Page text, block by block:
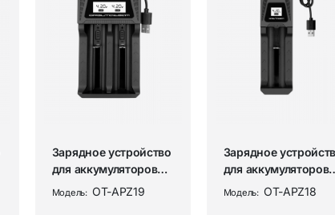
Зарядное устройство
для аккумуляторов
универсальное на 2
Модель: OT-APZ19
Зарядное
для аккумуляторов
универсальное на 1
Модель: OT-APZ18